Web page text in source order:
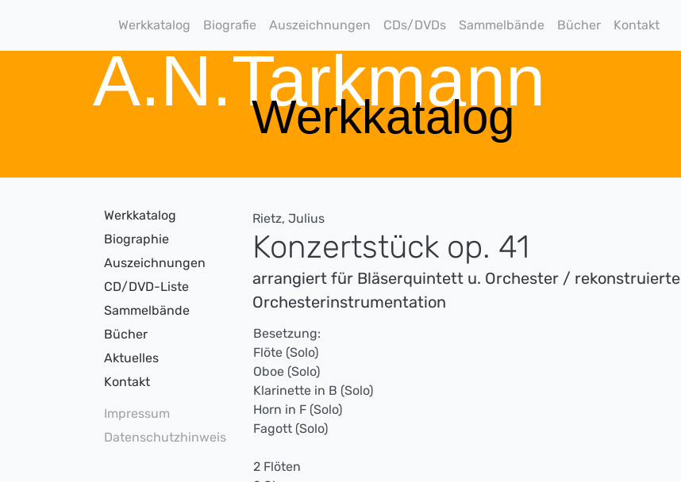
Werkkatalog Biografie Auszeichnungen CDs/DVDs Sammelbände Bücher Kontakt
A.N.Tarkmann
Werkkatalog
Werkkatalog
Biographie
Auszeichnungen
CD/DVD-Liste
Sammelbände
Bücher
Aktuelles
Kontakt
Impressum
Datenschutzhinweis
Rietz, Julius
Konzertstück op. 41
arrangiert für Bläserquintett u. Orchester / rekonstruierte
Orchesterinstrumentation
Besetzung:
Flöte (Solo)
Oboe (Solo)
Klarinette in B (Solo)
Horn in F (Solo)
Fagott (Solo)
2 Flöten